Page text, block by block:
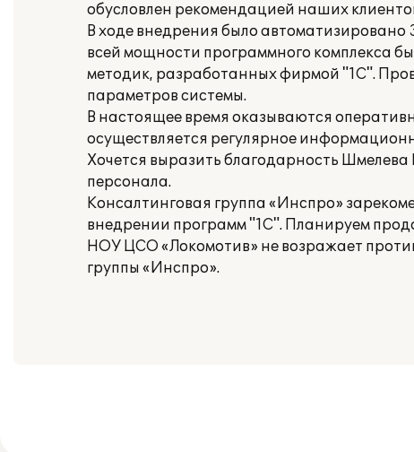
обусловлен рекомендацией наших
В ходе внедрения было автоматизировано
всей мощности программного комплекса
методик, разработанных фирмой "1С".
параметров системы.
В настоящее время оказываются
осуществляется регулярное
Хочется выразить благодарность
персонала.
Консалтинговая группа «Инспро»
внедрении программ "1С". Планируем
НОУ ЦСО «Локомотив» не возражает
группы «Инспро».